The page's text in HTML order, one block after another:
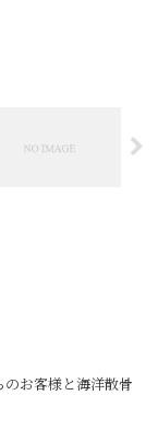
お客様と海洋散骨